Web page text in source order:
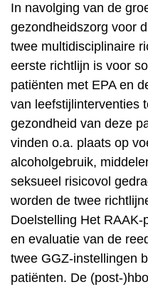
In navolging van de
gezondheidszorg voor
twee multidisciplinaire
eerste richtlijn is voor
patiënten met EPA en
van leefstijlinterventies
gezondheid van deze
vinden o.a. plaats op
alcoholgebruik,
seksueel risicovol
worden de twee
Doelstelling Het
en evaluatie van de
twee GGZ-instellingen
patiënten. De (post-